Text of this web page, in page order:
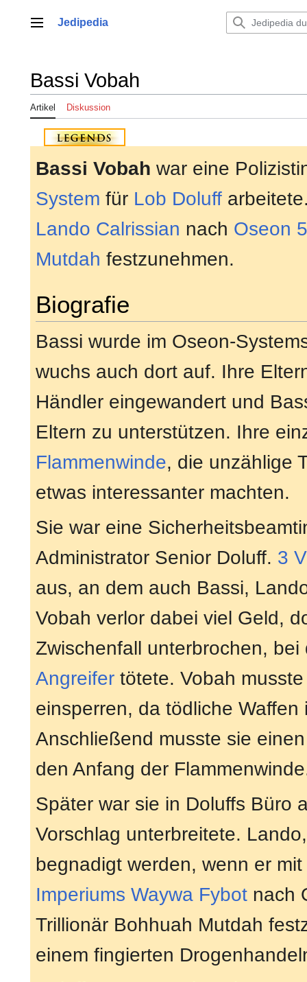
springenHauptmenü
Jedipedia
Bassi Vobah
Artikel Diskussion
Bassi Vobah war eine
System für Lob Doluff
Lando Calrissian nach Oseon
Mutdah festzunehmen.
Biografie
Bassi wurde im Oseon-
wuchs auch dort auf. Ihre
Händler eingewandert und
Eltern zu unterstützen. Ihre
Flammenwinde, die unzählige
etwas interessanter machten.
Sie war eine
Administrator Senior Doluff. 3
aus, an dem auch Bassi,
Vobah verlor dabei viel Geld,
Zwischenfall unterbrochen,
Angreifer tötete. Vobah
einsperren, da tödliche
Anschließend musste sie
den Anfang der
Später war sie in Doluffs Büro
Vorschlag unterbreitete.
begnadigt werden, wenn er
Imperiums Waywa Fybot nach
Trillionär Bohhuah Mutdah
einem fingierten